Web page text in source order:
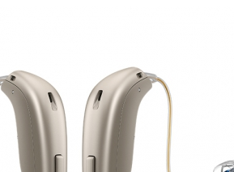
Pure BCT IX Signia Silk IX
R LI 7
filtersFilters Domes